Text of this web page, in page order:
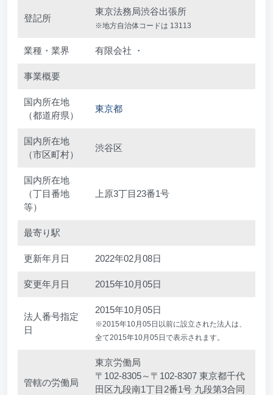
登記所
東京法務局渋谷出張所
※地方自治体コードは 13113
業種・業界 有限会社 ・
事業概要
国内所在地
（都道府県）
東京都
国内所在地
（市区町村）
渋谷区
国内所在地
（丁目番地
等）
上原3丁目23番1号
最寄り駅
更新年月日 2022年02月08日
変更年月日 2015年10月05日
法人番号指定
日
2015年10月05日
※2015年10月05日以前に設立された法人は、
全て2015年10月05日で表示されます。
管轄の労働局
東京労働局
〒102-8305～〒102-8307 東京都千代
田区九段南1丁目2番1号 九段第3合同